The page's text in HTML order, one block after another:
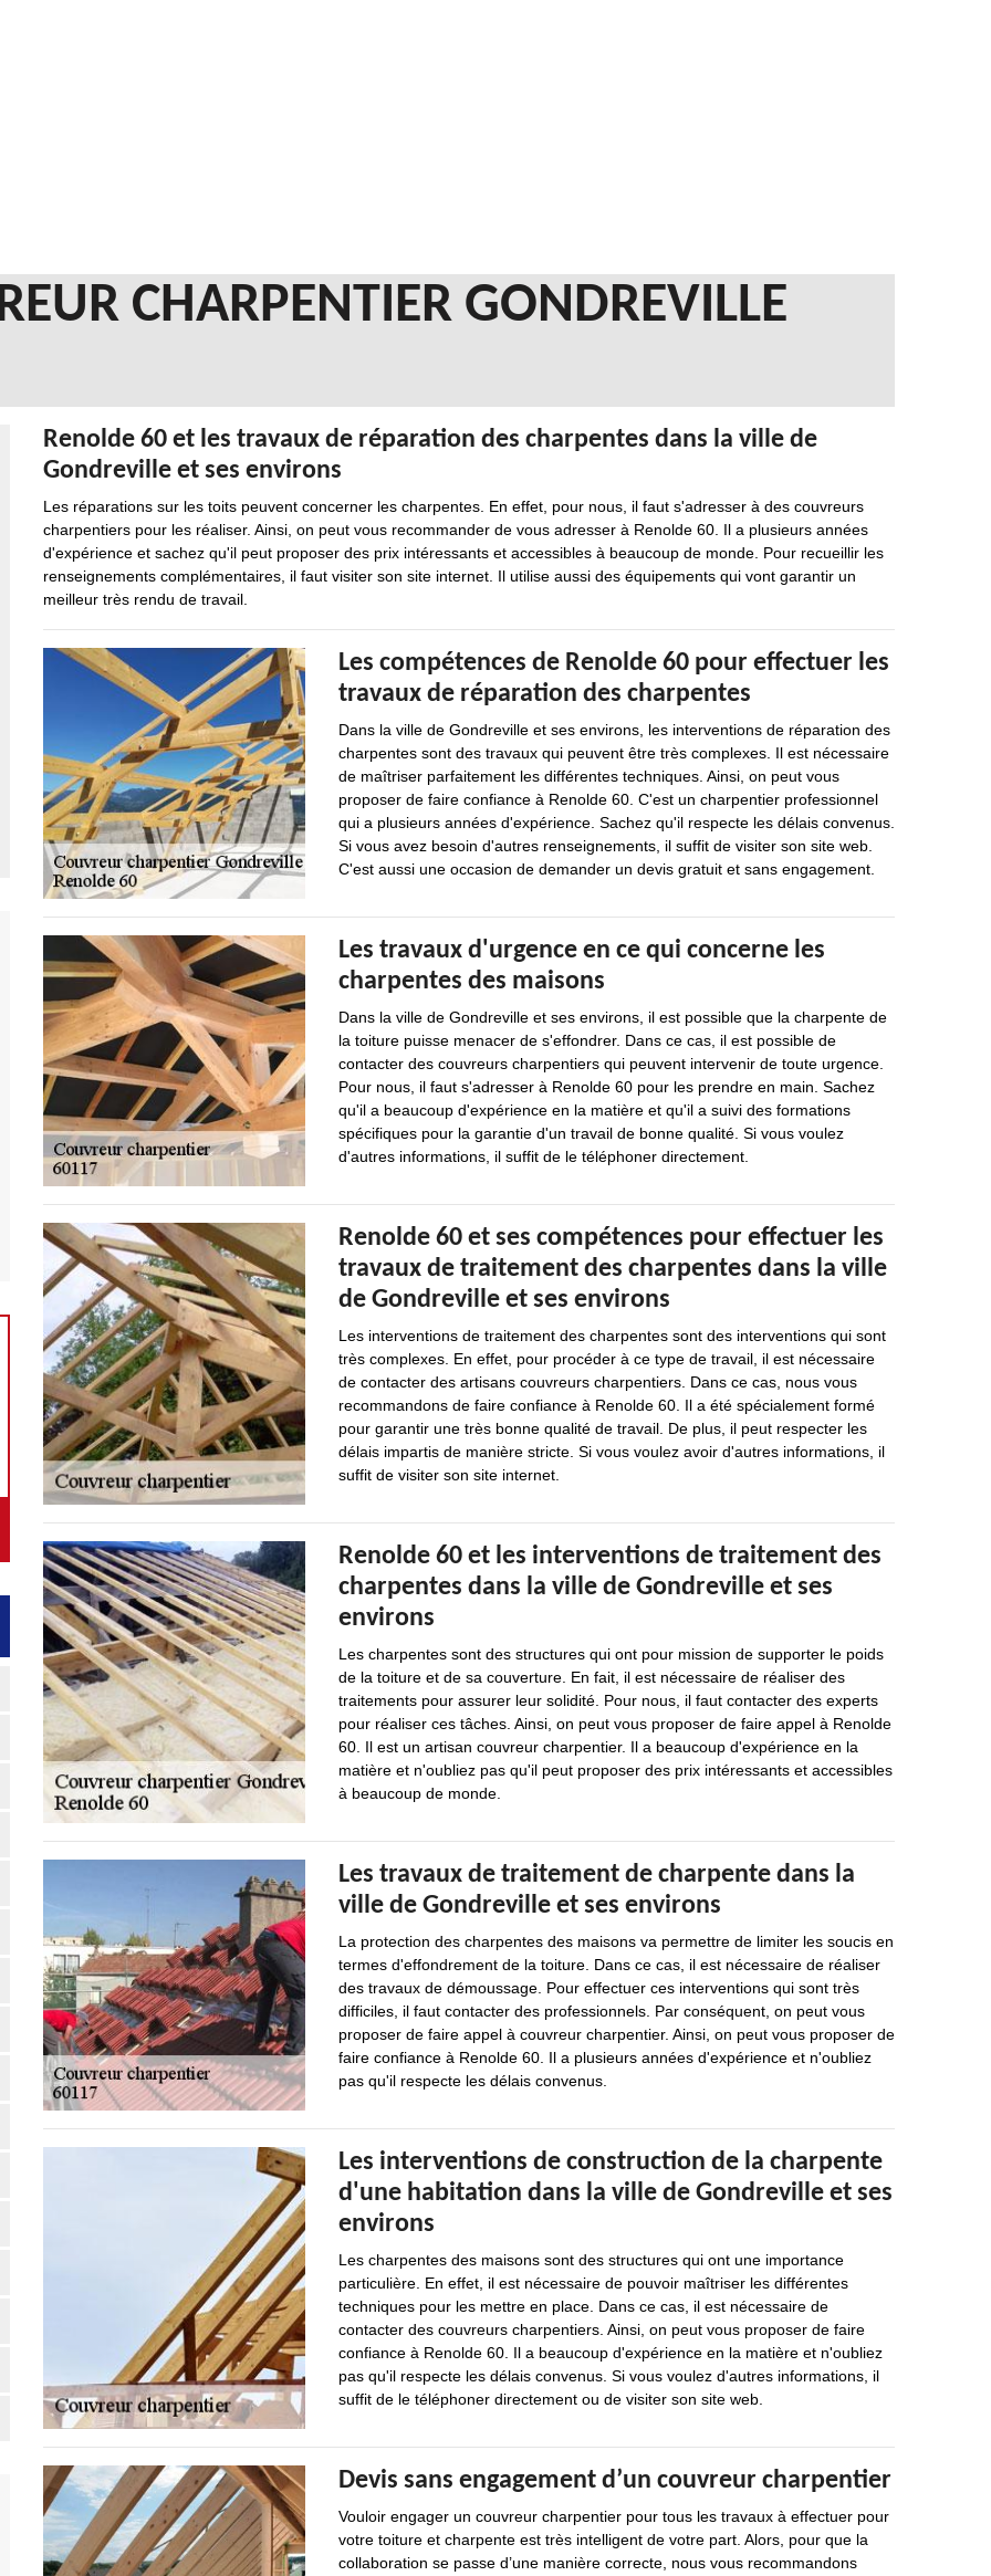
CHARPENTIER GONDREVILLE
Renolde 60 et les travaux de réparation des charpentes dans la ville de
Gondreville et ses environs
Les réparations sur les toits peuvent concerner les charpentes. En effet, pour nous, il faut s'adresser à des couvreurs
charpentiers pour les réaliser. Ainsi, on peut vous recommander de vous adresser à Renolde 60. Il a plusieurs années
d'expérience et sachez qu'il peut proposer des prix intéressants et accessibles à beaucoup de monde. Pour recueillir les
renseignements complémentaires, il faut visiter son site internet. Il utilise aussi des équipements qui vont garantir un
meilleur très rendu de travail.
Les compétences de Renolde 60 pour effectuer les
travaux de réparation des charpentes
Dans la ville de Gondreville et ses environs, les interventions de réparation des
charpentes sont des travaux qui peuvent être très complexes. Il est nécessaire
de maîtriser parfaitement les différentes techniques. Ainsi, on peut vous
proposer de faire confiance à Renolde 60. C'est un charpentier professionnel
qui a plusieurs années d'expérience. Sachez qu'il respecte les délais convenus.
Si vous avez besoin d'autres renseignements, il suffit de visiter son site web.
C'est aussi une occasion de demander un devis gratuit et sans engagement.
Les travaux d'urgence en ce qui concerne les
charpentes des maisons
Dans la ville de Gondreville et ses environs, il est possible que la charpente de
la toiture puisse menacer de s'effondrer. Dans ce cas, il est possible de
contacter des couvreurs charpentiers qui peuvent intervenir de toute urgence.
Pour nous, il faut s'adresser à Renolde 60 pour les prendre en main. Sachez
qu'il a beaucoup d'expérience en la matière et qu'il a suivi des formations
spécifiques pour la garantie d'un travail de bonne qualité. Si vous voulez
d'autres informations, il suffit de le téléphoner directement.
Renolde 60 et ses compétences pour effectuer les
travaux de traitement des charpentes dans la ville
de Gondreville et ses environs
Les interventions de traitement des charpentes sont des interventions qui sont
très complexes. En effet, pour procéder à ce type de travail, il est nécessaire
de contacter des artisans couvreurs charpentiers. Dans ce cas, nous vous
recommandons de faire confiance à Renolde 60. Il a été spécialement formé
pour garantir une très bonne qualité de travail. De plus, il peut respecter les
délais impartis de manière stricte. Si vous voulez avoir d'autres informations, il
suffit de visiter son site internet.
Renolde 60 et les interventions de traitement des
charpentes dans la ville de Gondreville et ses
environs
Les charpentes sont des structures qui ont pour mission de supporter le poids
de la toiture et de sa couverture. En fait, il est nécessaire de réaliser des
traitements pour assurer leur solidité. Pour nous, il faut contacter des experts
pour réaliser ces tâches. Ainsi, on peut vous proposer de faire appel à Renolde
60. Il est un artisan couvreur charpentier. Il a beaucoup d'expérience en la
matière et n'oubliez pas qu'il peut proposer des prix intéressants et accessibles
à beaucoup de monde.
Les travaux de traitement de charpente dans la
ville de Gondreville et ses environs
La protection des charpentes des maisons va permettre de limiter les soucis en
termes d'effondrement de la toiture. Dans ce cas, il est nécessaire de réaliser
des travaux de démoussage. Pour effectuer ces interventions qui sont très
difficiles, il faut contacter des professionnels. Par conséquent, on peut vous
proposer de faire appel à couvreur charpentier. Ainsi, on peut vous proposer de
faire confiance à Renolde 60. Il a plusieurs années d'expérience et n'oubliez
pas qu'il respecte les délais convenus.
Les interventions de construction de la charpente
d'une habitation dans la ville de Gondreville et ses
environs
Les charpentes des maisons sont des structures qui ont une importance
particulière. En effet, il est nécessaire de pouvoir maîtriser les différentes
techniques pour les mettre en place. Dans ce cas, il est nécessaire de
contacter des couvreurs charpentiers. Ainsi, on peut vous proposer de faire
confiance à Renolde 60. Il a beaucoup d'expérience en la matière et n'oubliez
pas qu'il respecte les délais convenus. Si vous voulez d'autres informations, il
suffit de le téléphoner directement ou de visiter son site web.
Devis sans engagement d’un couvreur charpentier
Vouloir engager un couvreur charpentier pour tous les travaux à effectuer pour
votre toiture et charpente est très intelligent de votre part. Alors, pour que la
collaboration se passe d’une manière correcte, nous vous recommandons